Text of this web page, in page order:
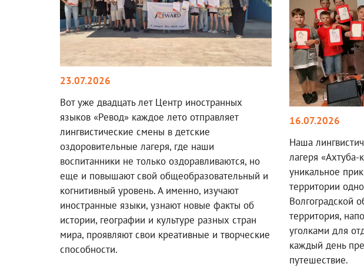
23.07.2026
Вот уже двадцать лет Центр иностранных
языков «Ревод» каждое лето отправляет
лингвистические смены в детские
оздоровительные лагеря, где наши
воспитанники не только оздоравливаются, но
еще и повышают свой общеобразовательный и
когнитивный уровень. А именно, изучают
иностранные языки, узнают новые факты об
истории, географии и культуре разных стран
мира, проявляют свои креативные и творческие
способности.
16.07.2026
Наша
лагеря
уникальное
территории
Волгоградской
территория,
уголками для
каждый день
путешествие.